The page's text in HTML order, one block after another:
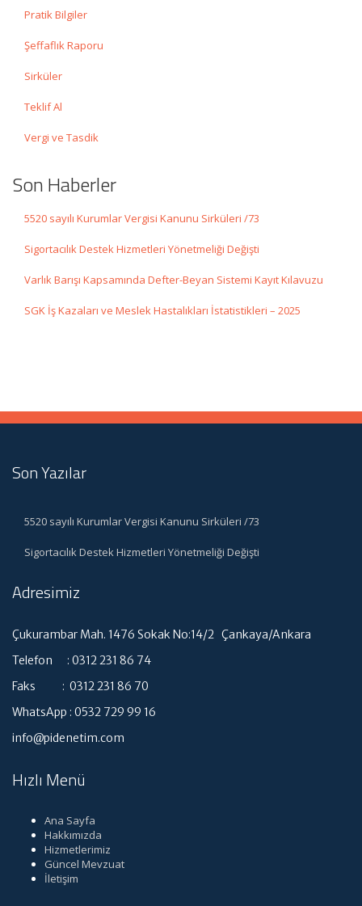
Pratik Bilgiler
Şeffaflık Raporu
Sirküler
Teklif Al
Vergi ve Tasdik
Son Haberler
5520 sayılı Kurumlar Vergisi Kanunu Sirküleri /73
Sigortacılık Destek Hizmetleri Yönetmeliği Değişti
Varlık Barışı Kapsamında Defter-Beyan Sistemi Kayıt Kılavuzu
SGK İş Kazaları ve Meslek Hastalıkları İstatistikleri – 2025
Son Yazılar
5520 sayılı Kurumlar Vergisi Kanunu Sirküleri /73
Sigortacılık Destek Hizmetleri Yönetmeliği Değişti
Adresimiz
Çukurambar Mah. 1476 Sokak No:14/2 Çankaya/Ankara
Telefon : 0312 231 86 74
Faks : 0312 231 86 70
WhatsApp : 0532 729 99 16
info@pidenetim.com
Hızlı Menü
Ana Sayfa
Hakkımızda
Hizmetlerimiz
Güncel Mevzuat
İletişim